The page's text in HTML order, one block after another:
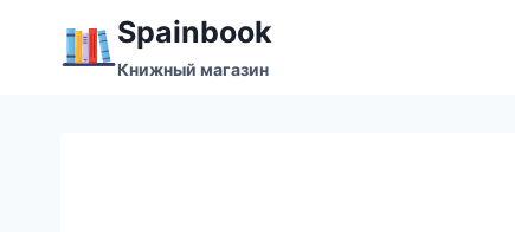
содержимому
Spainbook
Книжный магазин